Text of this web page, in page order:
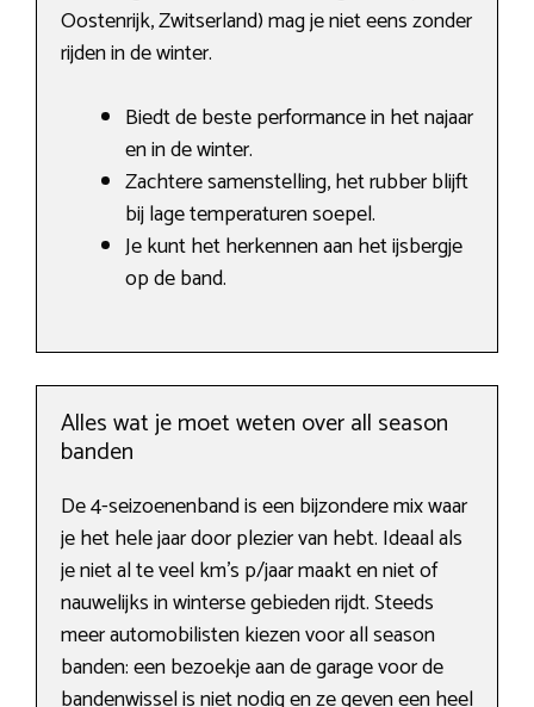
Oostenrijk, Zwitserland) mag je niet eens zonder
rijden in de winter.
Biedt de beste performance in het najaar
en in de winter.
Zachtere samenstelling, het rubber blijft
bij lage temperaturen soepel.
Je kunt het herkennen aan het ijsbergje
op de band.
Alles wat je moet weten over all season
banden
De 4-seizoenenband is een bijzondere mix waar
je het hele jaar door plezier van hebt. Ideaal als
je niet al te veel km’s p/jaar maakt en niet of
nauwelijks in winterse gebieden rijdt. Steeds
meer automobilisten kiezen voor all season
banden: een bezoekje aan de garage voor de